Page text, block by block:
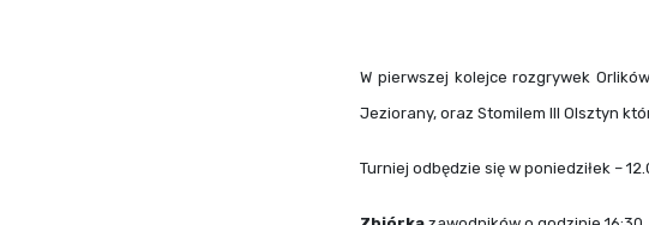
W pierwszej kolejce rozgrywek
Jeziorany, oraz Stomilem III Olsztyn
Turniej odbędzie się w poniedziłek –